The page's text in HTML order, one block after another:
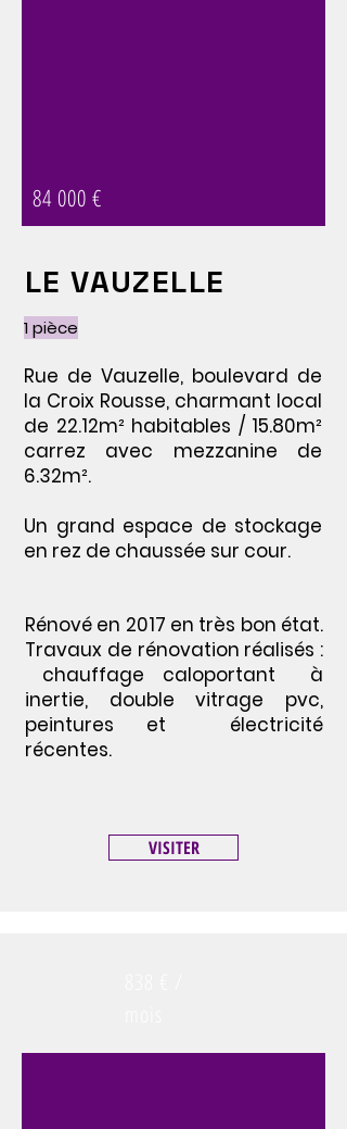
84 000 €
LE VAUZELLE
1 pièce
Rue de Vauzelle, boulevard de
la Croix Rousse, charmant local
de 22.12m² habitables / 15.80m²
carrez avec mezzanine de
6.32m².
Un grand espace de stockage
en rez de chaussée sur cour.
Rénové en 2017 en très bon état.
Travaux de rénovation réalisés :
chauffage caloportant à
inertie, double vitrage pvc,
peintures et électricité
récentes.
VISITER